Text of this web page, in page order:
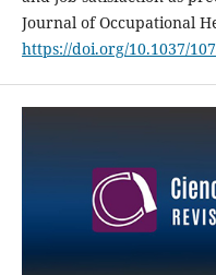
Journal of Occupational
https://doi.org/10.1037/